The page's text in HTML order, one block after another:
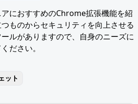
におすすめのChrome拡張機能を紹
ものからセキュリティを向上させる
ルがありますので、自身のニーズに
ださい。
ット